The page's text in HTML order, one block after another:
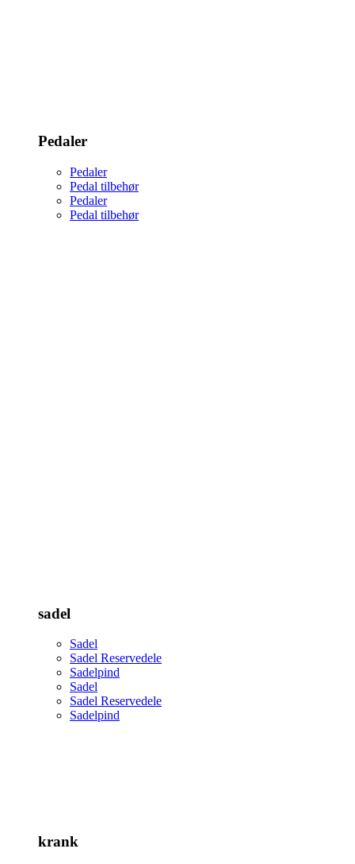
Pedaler
Pedaler
Pedal tilbehør
Pedaler
Pedal tilbehør
sadel
Sadel
Sadel Reservedele
Sadelpind
Sadel
Sadel Reservedele
Sadelpind
krank